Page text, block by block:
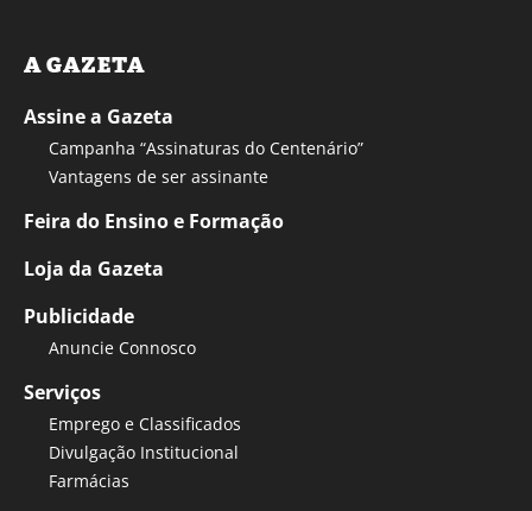
A GAZETA
Assine a Gazeta
Campanha “Assinaturas do Centenário”
Vantagens de ser assinante
Feira do Ensino e Formação
Loja da Gazeta
Publicidade
Anuncie Connosco
Serviços
Emprego e Classificados
Divulgação Institucional
Farmácias